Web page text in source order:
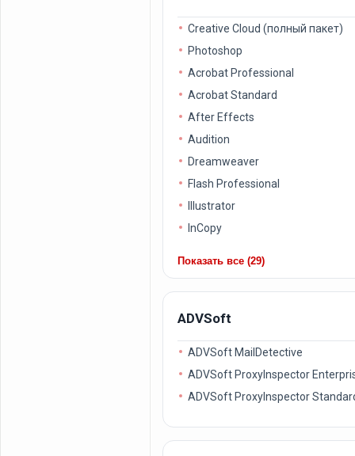
Creative Cloud (полный пакет)
Photoshop
Acrobat Professional
Acrobat Standard
After Effects
Audition
Dreamweaver
Flash Professional
Illustrator
InCopy
Показать все (29)
ADVSoft
ADVSoft MailDetective
ADVSoft ProxyInspector
ADVSoft ProxyInspector